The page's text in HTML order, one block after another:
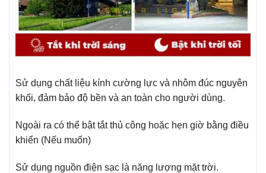
Sử dụng chất liệu kính cường lực và nhôm đúc nguyên
khối, đảm bảo độ bền và an toàn cho người dùng.
Ngoài ra có thể bật tắt thủ công hoặc hẹn giờ bằng điều
khiển (Nếu muốn)
Sử dụng nguồn điện sạc là năng lượng mặt trời.